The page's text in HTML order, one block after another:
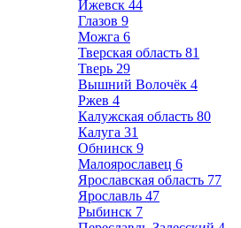
Ижевск 44
Глазов 9
Можга 6
Тверская область 81
Тверь 29
Вышний Волочёк 4
Ржев 4
Калужская область 80
Калуга 31
Обнинск 9
Малоярославец 6
Ярославская область 77
Ярославль 47
Рыбинск 7